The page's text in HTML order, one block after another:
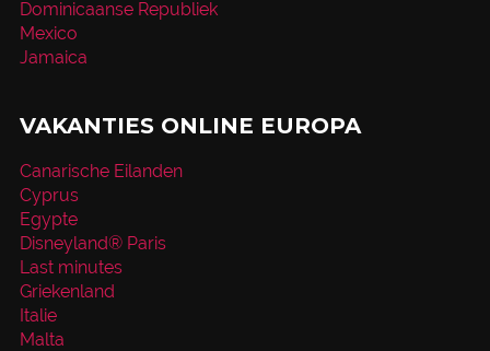
Dominicaanse Republiek
Mexico
Jamaica
VAKANTIES ONLINE EUROPA
Canarische Eilanden
Cyprus
Egypte
Disneyland® Paris
Last minutes
Griekenland
Italie
Malta